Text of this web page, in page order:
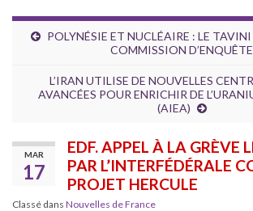
POLYNÉSIE ET NUCLÉAIRE : LE
COMMISSION D’ENQUÊTE
L’IRAN UTILISE DE NOUVELLES
AVANCÉES POUR ENRICHIR DE
(AIEA)
MAR
17
EDF. APPEL À LA GRÈVE
PAR L’INTERFÉDÉRALE
PROJET HERCULE
Classé dans Nouvelles de France